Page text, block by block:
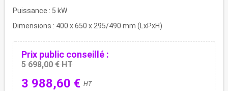
Puissance : 5 kW
Dimensions : 400 x 650 x 295/490 mm (LxPxH)
Prix public conseillé :
5 698,00 € HT
3 988,60 € HT